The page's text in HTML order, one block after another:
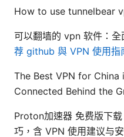
How to use tunnelbear
可以翻墙的 vpn 软件：全
荐 github 與 VPN 使用指
The Best VPN for
Connected Behind the
Proton加速器 免费版下
巧，含 VPN 使用建议与